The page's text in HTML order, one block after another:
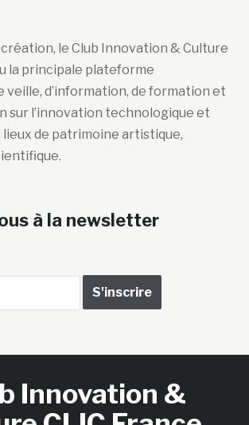
création, le Club Innovation & Culture
la principale plateforme
veille, d’information, de formation et
sur l’innovation technologique et
lieux de patrimoine artistique,
à la newsletter
Innovation &